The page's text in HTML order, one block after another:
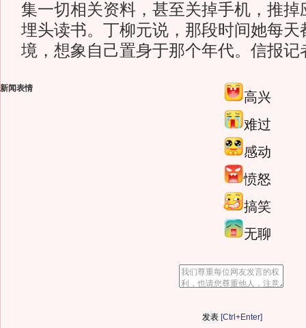
集一切相关资料，甚至关掉手机，推掉
埋头读书。丁柳元说，那段时间她每天
境，想象自己置身于那个年代。信报记
新闻表情
高兴
难过
感动
愤怒
搞笑
无聊
[Ctrl+Enter]